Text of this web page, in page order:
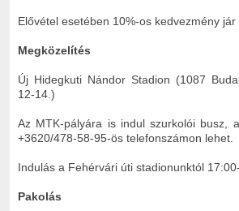
Elővétel esetében 10%-os kedvezmény
Megközelítés
Új Hidegkuti Nándor Stadion (1087
12-14.)
Az MTK-pályára is indul szurkolói busz,
+3620/478-58-95-ös telefonszámon lehet.
Indulás a Fehérvári úti stadionunktól
Pakolás